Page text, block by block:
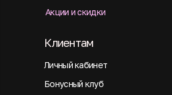
Акции и скидки
Личный кабинет
Клиентам
Бонусный клуб